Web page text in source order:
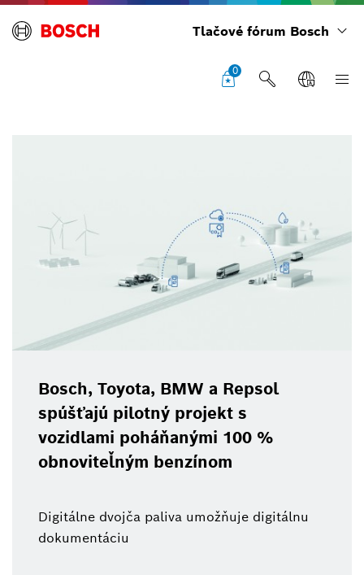
Tlačové fórum Bosch
0
Bosch, Toyota, BMW a Repsol
spúšťajú pilotný projekt s
vozidlami poháňanými 100 %
obnoviteľným benzínom
Digitálne dvojča paliva umožňuje digitálnu
dokumentáciu